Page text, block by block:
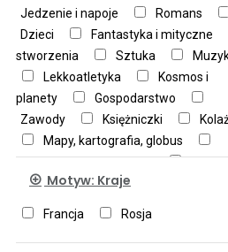
Jedzenie i napoje
Romans
Dzieci
Fantastyka i mityczne
stworzenia
Sztuka
Lekkoatletyka
Kosmos i
planety
Gospodarstwo
Zawody
Księżniczki
Mapy, kartografia, globus
Zachód i wschód słońca
Wojskowy
Inny
Motyw: Kraje
Francja Rosja